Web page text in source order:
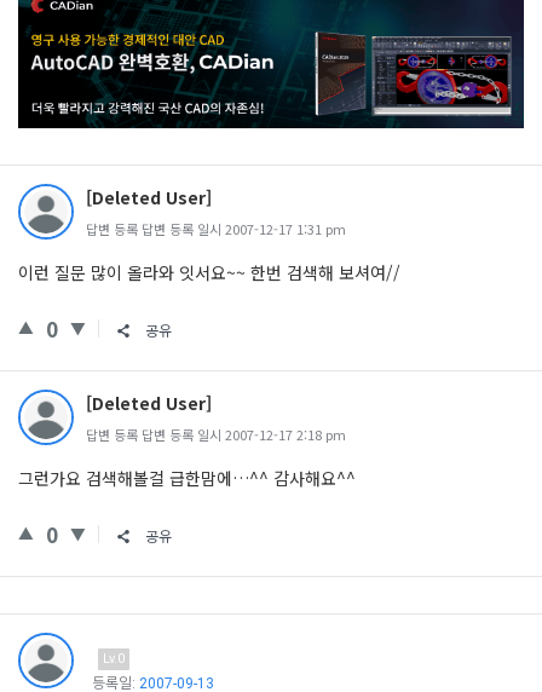
[Deleted User]
답변 등록 답변 등록 일시 2007-12-17 1:31 pm
이런 질문 많이 올라와 잇서요~~ 한번 검색해 보셔여//
0 공유
[Deleted User]
답변 등록 답변 등록 일시 2007-12-17 2:18 pm
그런가요 검색해볼걸 급한맘에…^^ 감사해요^^
0 공유
Lv.0
등록일: 2007-09-13